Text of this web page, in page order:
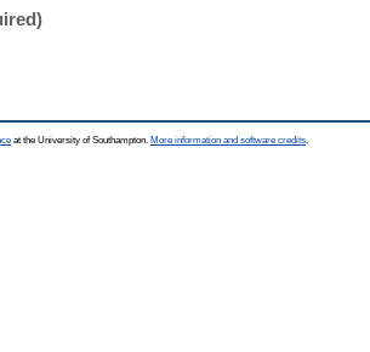
at the University of Southampton. More information and software credits